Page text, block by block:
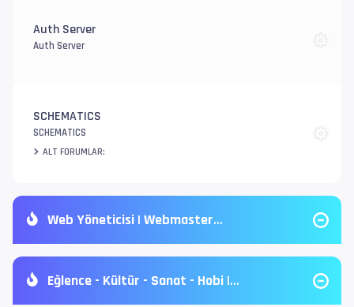
Auth Server
Auth Server
SCHEMATICS
SCHEMATICS
ALT FORUMLAR:
Web Yöneticisi | Webmaster
Eğlence - Kültür - Sanat - Hobi |
Entertainment -